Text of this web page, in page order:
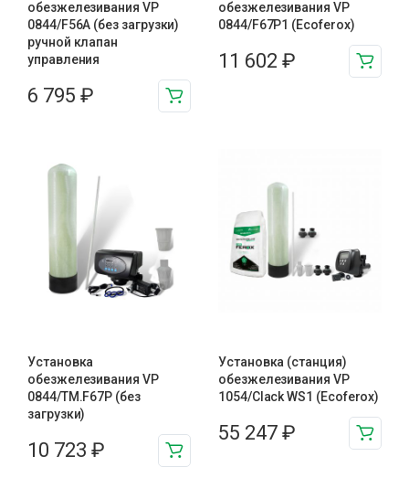
обезжелезивания VP
0844/F56A (без загрузки)
ручной клапан
управления
6 795 ₽
обезжелезивания VP
0844/F67P1 (Ecoferox)
11 602 ₽
Установка
обезжелезивания VP
0844/TM.F67P (без
загрузки)
10 723 ₽
Установка (станция)
обезжелезивания VP
1054/Clack WS1 (Ecoferox)
55 247 ₽